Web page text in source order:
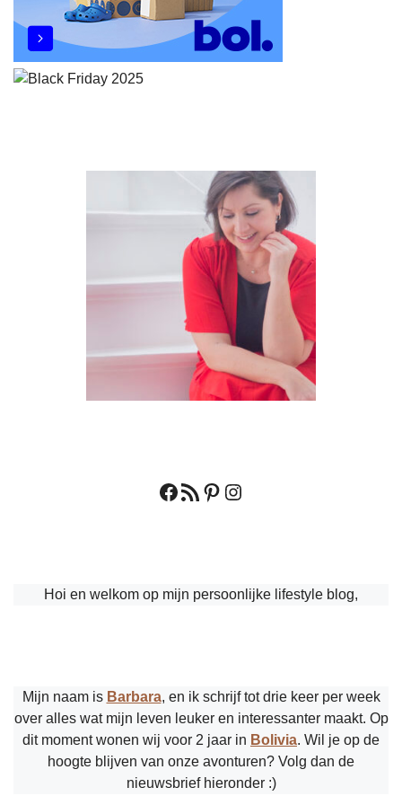
Facebook
RSS feedPinterest
Instagram
Hoi en welkom op mijn persoonlijke lifestyle blog,
Mijn naam is Barbara, en ik schrijf tot drie keer per week
over alles wat mijn leven leuker en interessanter maakt. Op
dit moment wonen wij voor 2 jaar in Bolivia. Wil je op de
hoogte blijven van onze avonturen? Volg dan de
nieuwsbrief hieronder :)